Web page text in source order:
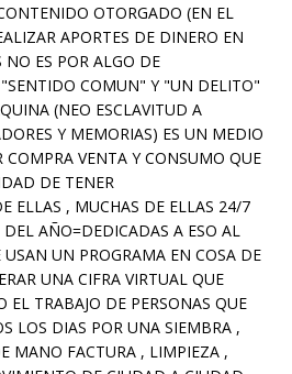
OTORGADO (EN EL
APORTES DE DINERO EN
ES POR ALGO DE
COMUN" Y "UN DELITO"
(NEO ESCLAVITUD A
Y MEMORIAS) ES UN MEDIO
COMPRA VENTA Y CONSUMO QUE
DE TENER
ELLAS , MUCHAS DE ELLAS 24/7
AÑO=DEDICADAS A ESO AL
UN PROGRAMA EN COSA DE
UNA CIFRA VIRTUAL QUE
EL TRABAJO DE PERSONAS QUE
LOS DIAS POR UNA SIEMBRA ,
MANO FACTURA , LIMPIEZA ,